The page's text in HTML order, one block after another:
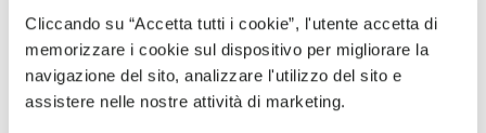
Cliccando su “Accetta tutti i cookie”, l'utente accetta di
memorizzare i cookie sul dispositivo per migliorare la
navigazione del sito, analizzare l'utilizzo del sito e
assistere nelle nostre attività di marketing.